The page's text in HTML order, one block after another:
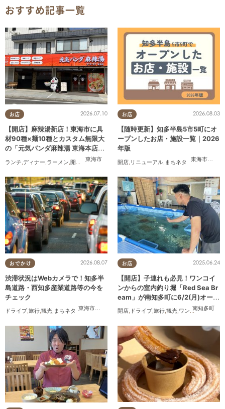
おすすめ記事一覧
お店
東海市
2026.07.10
【開店】麻辣湯新店！東海市に具
材90種×麺10種とカスタム無限大
の「元気パンダ麻辣湯 東海本店」
ランチ ディナー ラーメン 開店 夫婦,カップル ,おひとりさま,友人 ,トレンド
お店
東海市
,大府
2026.08.03
【随時更新】知多半島5市5町にオ
ープンしたお店・施設一覧｜2026
年版
開店 リニューアル まちネタ
おでかけ
東海市
,大府市 知多市 ,東浦町,常滑市,南知多町
2026.08.07
渋滞状況はWebカメラで！知多半
島道路・西知多産業道路等の今を
チェック
ドライブ,旅行,観光, まちネタ
お店
南知多町
2025.06.24
【開店】子連れも必見！ワンコイ
ンからの室内釣り堀「Red Sea Br
eam」が南知多町に6/2(月)オープ
ン
開店, ドライブ,旅行,観光,ワンコイン